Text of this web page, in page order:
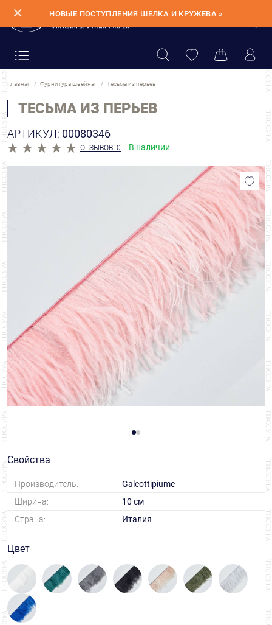
✕ НОВЫЕ ПОСТУПЛЕНИЯ ШЕЛКА И КРУЖЕВА »
Главная Фурнитура швейная Тесьма из перьев
ТЕСЬМА ИЗ ПЕРЬЕВ
АРТИКУЛ: 00080346
ОТЗЫВОВ: 0 В наличии
Свойства
Производитель:
Galeottipiume
Ширина:
10 см
Страна:
Италия
Цвет